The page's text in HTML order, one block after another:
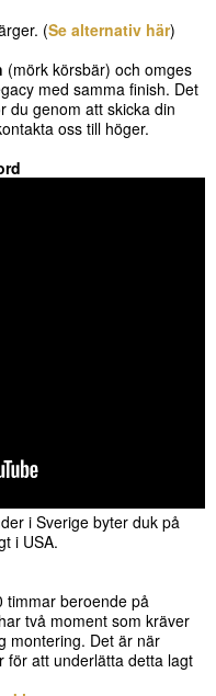
(Se alternativ här)
(mörk körsbär) och omges
med samma finish. Det
du genom att skicka din
oss till höger.
i Sverige byter duk på
i USA.
timmar beroende på
två moment som kräver
montering. Det är när
för att underlätta detta lagt